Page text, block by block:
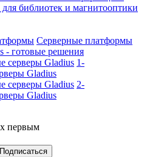
библиотек и магнитооптики
Серверные платформы
готовые решения
1-
Gladius
2-
Gladius
первым